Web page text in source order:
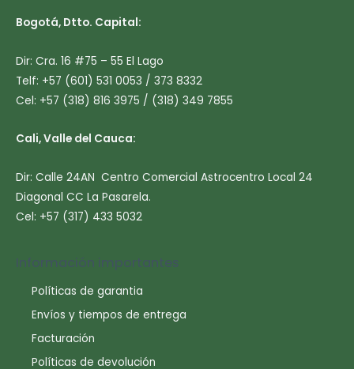
Bogotá, Dtto. Capital:
Dir: Cra. 16 #75 – 55 El Lago
Telf: +57 (601) 531 0053 / 373 8332
Cel: +57 (318) 816 3975 / (318) 349 7855
Cali, Valle del Cauca:
Dir: Calle 24AN Centro Comercial Astrocentro Local 24
Diagonal CC La Pasarela.
Cel: +57 (317) 433 5032
Información importantes
Políticas de garantia
Envíos y tiempos de entrega
Facturación
Políticas de devolución